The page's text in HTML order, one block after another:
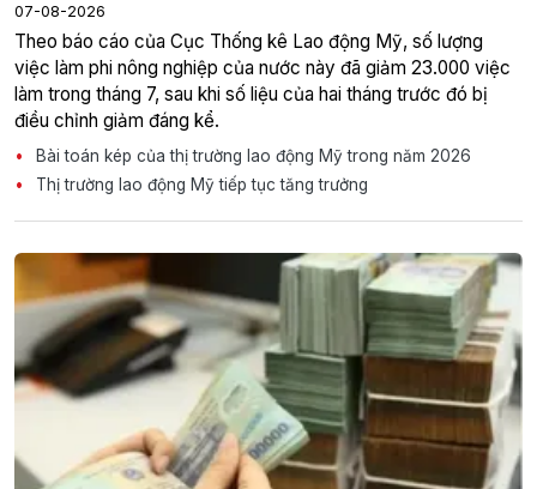
07-08-2026
Theo báo cáo của Cục Thống kê Lao động Mỹ, số lượng
việc làm phi nông nghiệp của nước này đã giảm 23.000 việc
làm trong tháng 7, sau khi số liệu của hai tháng trước đó bị
điều chỉnh giảm đáng kể.
Bài toán kép của thị trường lao động Mỹ trong năm 2026
Thị trường lao động Mỹ tiếp tục tăng trưởng